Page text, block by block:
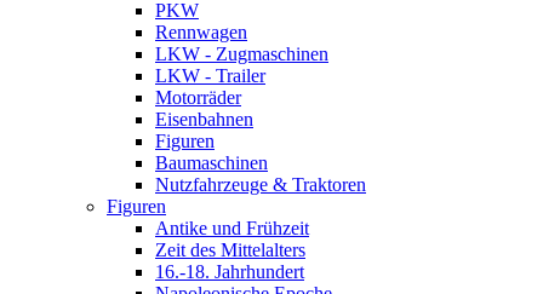
PKW
Rennwagen
LKW - Zugmaschinen
LKW - Trailer
Motorräder
Eisenbahnen
Figuren
Baumaschinen
Nutzfahrzeuge & Traktoren
Figuren
Antike und Frühzeit
Zeit des Mittelalters
16.-18. Jahrhundert